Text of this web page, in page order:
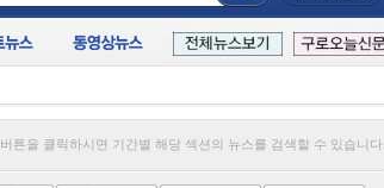
버튼을 클릭하시면 기간별 해당 섹션의 뉴스를 검색할 수 있습니다.